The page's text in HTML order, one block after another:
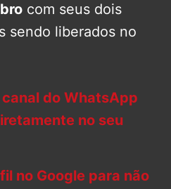
com seus dois
sendo liberados no
do WhatsApp
no seu
no Google para não